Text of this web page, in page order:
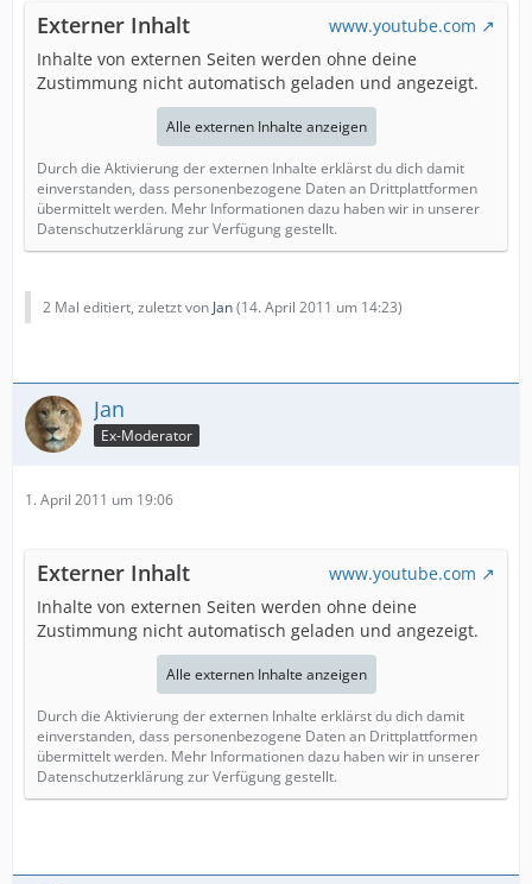
Externer Inhalt
www.youtube.com
Inhalte von externen Seiten werden ohne deine
Zustimmung nicht automatisch geladen und angezeigt.
Alle externen Inhalte anzeigen
Durch die Aktivierung der externen Inhalte erklärst du dich damit
einverstanden, dass personenbezogene Daten an Drittplattformen
übermittelt werden. Mehr Informationen dazu haben wir in unserer
Datenschutzerklärung zur Verfügung gestellt.
2 Mal editiert, zuletzt von Jan(14. April 2011 um 14:23)
Jan
Ex-Moderator
1. April 2011 um 19:06
Externer Inhalt
www.youtube.com
Inhalte von externen Seiten werden ohne deine
Zustimmung nicht automatisch geladen und angezeigt.
Alle externen Inhalte anzeigen
Durch die Aktivierung der externen Inhalte erklärst du dich damit
einverstanden, dass personenbezogene Daten an Drittplattformen
übermittelt werden. Mehr Informationen dazu haben wir in unserer
Datenschutzerklärung zur Verfügung gestellt.